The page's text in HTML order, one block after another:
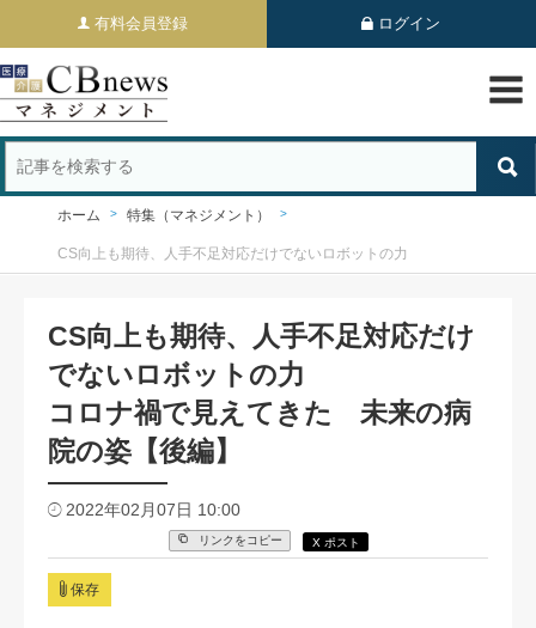
有料会員登録 ログイン
ホーム 特集（マネジメント）
CS向上も期待、人手不足対応だけでないロボットの力
CS向上も期待、人手不足対応だけ
でないロボットの力
コロナ禍で見えてきた 未来の病
院の姿【後編】
2022年02月07日 10:00
リンクをコピー X ポスト
保存